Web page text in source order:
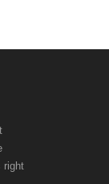
right